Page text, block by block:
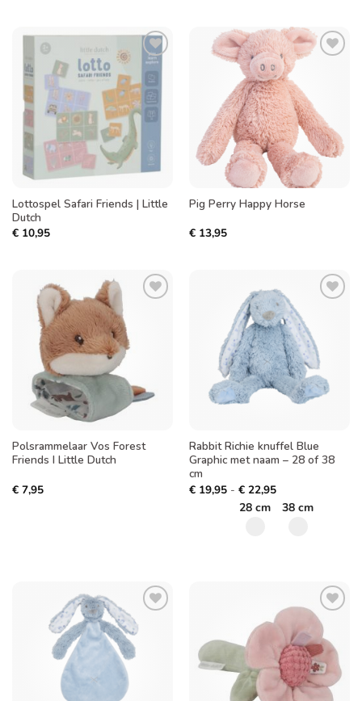
Toevoegen
aan
verlanglijst
Lottospel Safari Friends | Little
Dutch
€10,95
verlanglijst
Pig Perry Happy Horse
€13,95
Toevoegen
verlanglijst
Polsrammelaar Vos Forest
Friends I Little Dutch
€7,95
Toevoegen
verlanglijst
Rabbit Richie knuffel Blue
Graphic met naam – 28 of 38
cm
€19,95 - €22,95Prijsklasse:
€ 19,95
tot
28 cm 38 cm
Toevoegen
aan
verlanglijst
Toevoegen
aan
verlanglijst